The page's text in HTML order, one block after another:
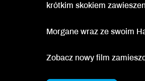
krótkim skokiem
Morgane wraz ze swoim
Zobacz nowy film